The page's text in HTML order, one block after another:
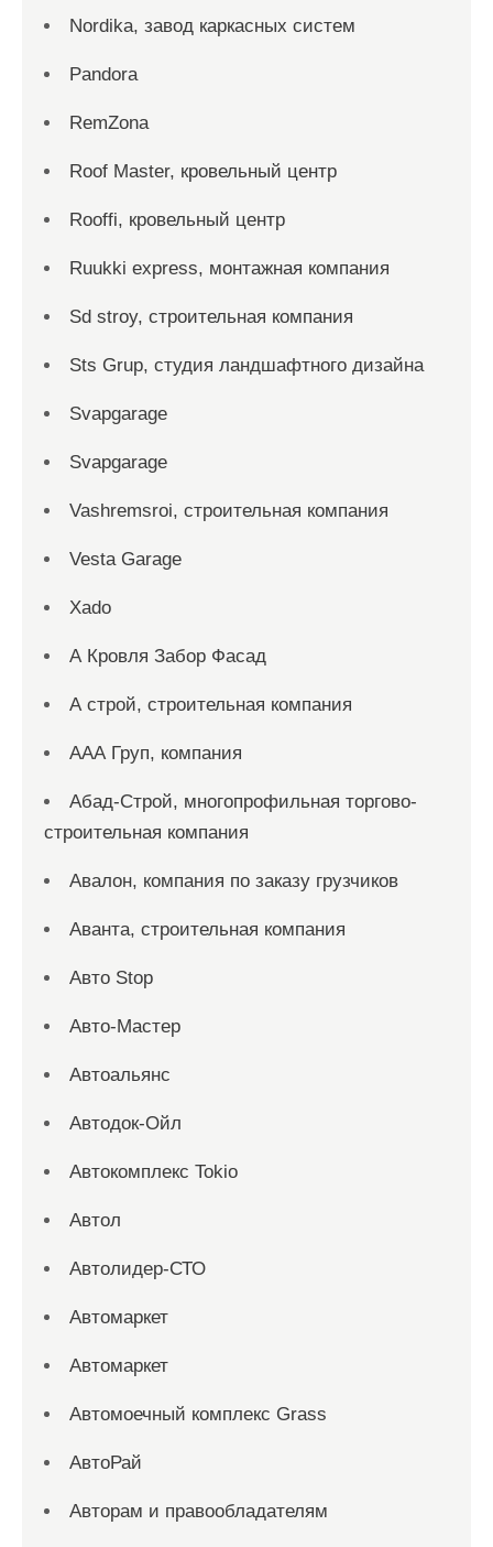
Nordika, завод каркасных систем
Pandora
RemZona
Roof Master, кровельный центр
Rooffi, кровельный центр
Ruukki express, монтажная компания
Sd stroy, строительная компания
Sts Grup, студия ландшафтного дизайна
Svapgarage
Svapgarage
Vashremsroi, строительная компания
Vesta Garage
Xado
А Кровля Забор Фасад
А строй, строительная компания
ААА Груп, компания
Абад-Строй, многопрофильная торгово-
строительная компания
Авалон, компания по заказу грузчиков
Аванта, строительная компания
Авто Stop
Авто-Мастер
Автоальянс
Автодок-Ойл
Автокомплекс Tokio
Автол
Автолидер-СТО
Автомаркет
Автомаркет
Автомоечный комплекс Grass
АвтоРай
Авторам и правообладателям